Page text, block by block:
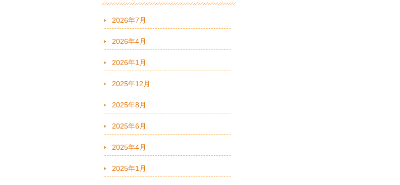
2026年7月
2026年4月
2026年1月
2025年12月
2025年8月
2025年6月
2025年4月
2025年1月